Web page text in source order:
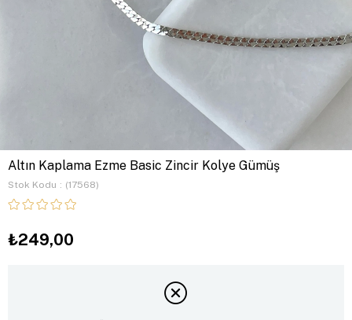
Altın Kaplama Ezme Basic Zincir Kolye Gümüş
Stok Kodu (17568)
₺249,00